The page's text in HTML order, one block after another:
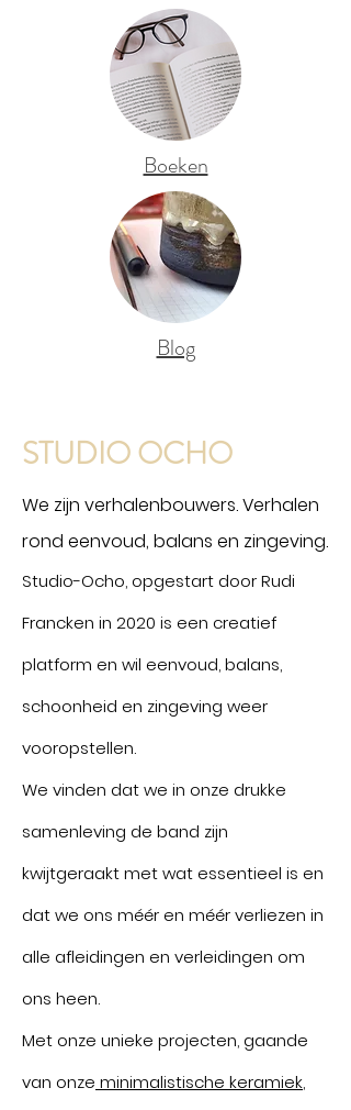
Boeken
Blog
STUDIO OCHO
We zijn verhalenbouwers. Verhalen
rond eenvoud, balans en zingeving.
Studio-Ocho, opgestart door Rudi
Francken in 2020 is een creatief
platform en wil eenvoud, balans,
schoonheid en zingeving weer
vooropstellen.
We vinden dat we in onze drukke
samenleving de band zijn
kwijtgeraakt met wat essentieel is en
dat we ons méér en méér verliezen in
alle afleidingen en verleidingen om
ons heen.
Met onze unieke projecten, gaande
van onze minimalistische keramiek,